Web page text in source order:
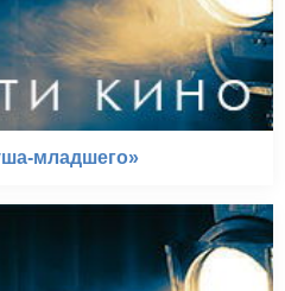
младшего»